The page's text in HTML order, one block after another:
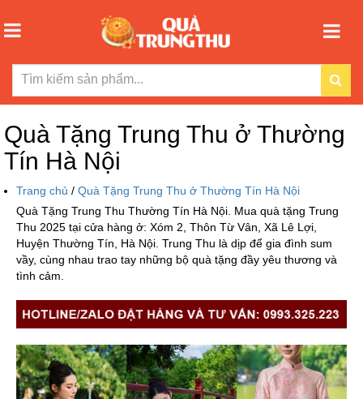
Quà Tặng Trung Thu ở Thường
Tín Hà Nội
Trang chủ / Quà Tặng Trung Thu ở Thường Tín Hà Nội
Quà Tặng Trung Thu Thường Tín Hà Nội. Mua quà tặng Trung
Thu 2025 tại cửa hàng ở: Xóm 2, Thôn Từ Vân, Xã Lê Lợi,
Huyện Thường Tín, Hà Nội. Trung Thu là dịp để gia đình sum
vầy, cùng nhau trao tay những bộ quà tặng đầy yêu thương và
tình cảm.